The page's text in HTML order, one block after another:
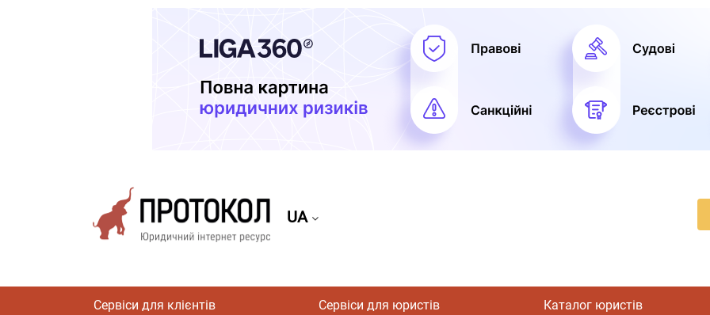
UA
Сервіси для клієнтів Сервіси для юристів Каталог юристів